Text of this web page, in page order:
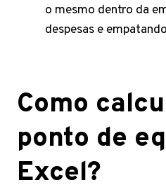
o mesmo dentro da
despesas e
Como
ponto de
Excel?